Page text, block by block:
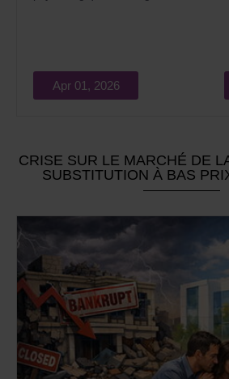
Apr 01, 2026
CRISE SUR LE MARCHÉ DE
SUBSTITUTION À BAS